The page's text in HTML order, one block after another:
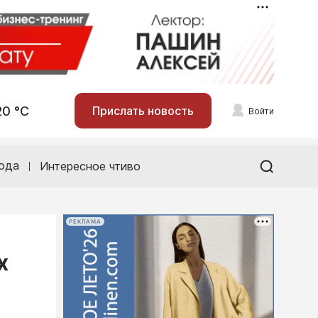
°С Прислать новость Войти
Интересное чтиво
РЕКЛАМА